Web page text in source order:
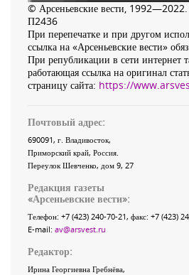
© Арсеньевские вести,
П2436
При перепечатке и при другом
ссылка на «Арсеньевские вести»
При републикации в сети интернет
работающая ссылка на оригинал
страницу сайта: https://
Почтовый адрес:
690091, г. Владивосток,
Приморский край, Россия
Переулок Шевченко, дом 9, 27
Редакция газеты
«Арсеньевские вести»:
Телефон: +7 (423) 240-70-21, факс: +7 (423)
E-mail: av@arsvest.ru
Редактор:
Ирина Георгиевна Гребнёва,